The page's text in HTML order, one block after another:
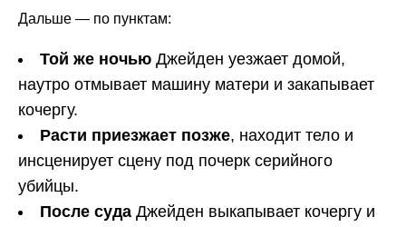
Дальше — по пунктам:
Той же ночью Джейден уезжает домой,
наутро отмывает машину матери и закапывает
кочергу.
Расти приезжает позже, находит тело и
инсценирует сцену под почерк серийного
убийцы.
После суда Джейден выкапывает кочергу и